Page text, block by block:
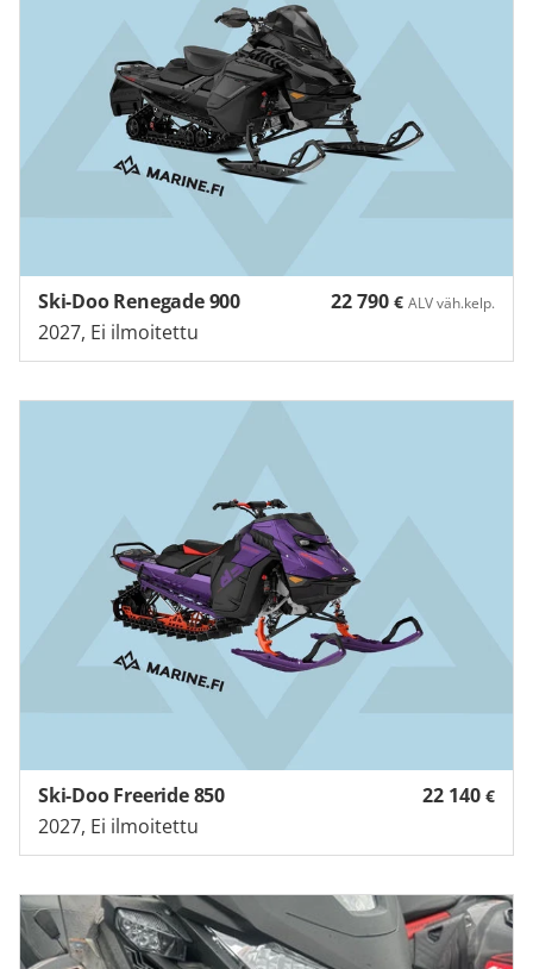
22 790 € ALV väh.kelp.
Ski-Doo Renegade 900
2027, Ei ilmoitettu
22 140 €
Ski-Doo Freeride 850
2027, Ei ilmoitettu